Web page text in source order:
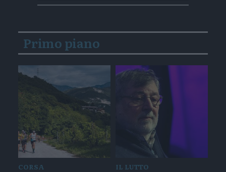
Primo piano
CORSA IL LUTTO